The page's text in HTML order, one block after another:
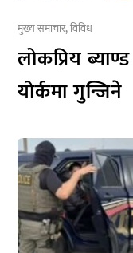
मुख्य समाचार,विविध
लोकप्रिय
योर्कमा गुन्जिने